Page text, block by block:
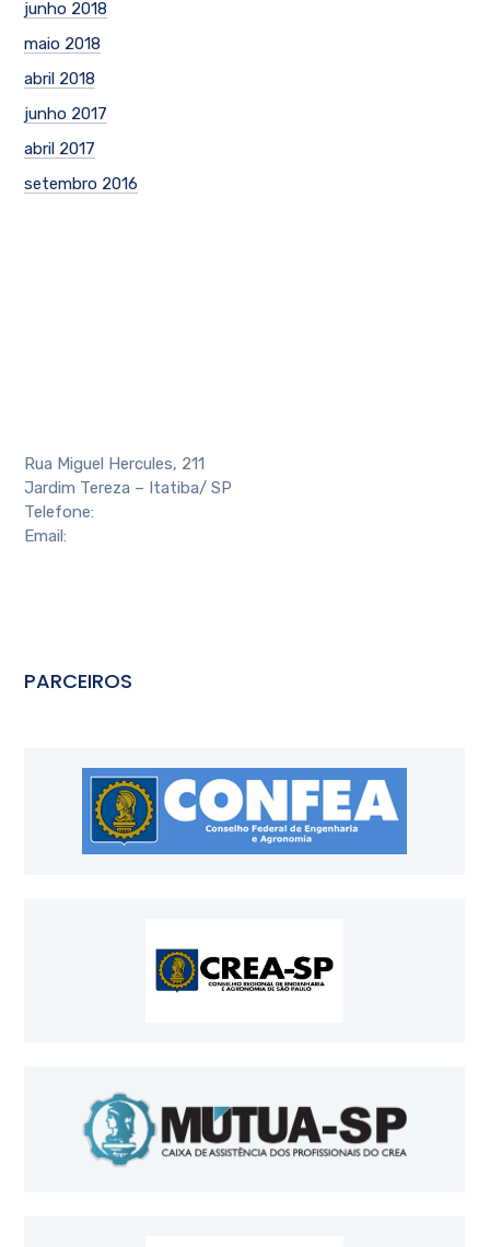
junho 2018
maio 2018
abril 2018
junho 2017
abril 2017
setembro 2016
Rua Miguel Hercules, 211
Jardim Tereza – Itatiba/ SP
Telefone:
Email:
PARCEIROS